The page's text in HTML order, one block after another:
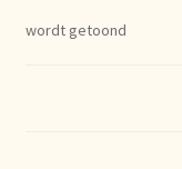
wordt getoond